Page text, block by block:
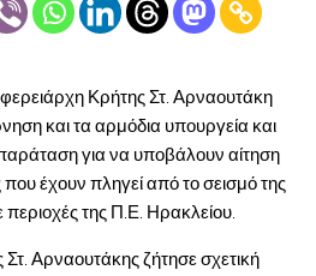
Κρήτης Στ. Αρναουτάκη
και τα αρμόδια υπουργεία και
για να υποβάλουν αίτηση
που έχουν πληγεί από το σεισμό της
της Π.Ε. Ηρακλείου.
Αρναουτάκης ζήτησε σχετική